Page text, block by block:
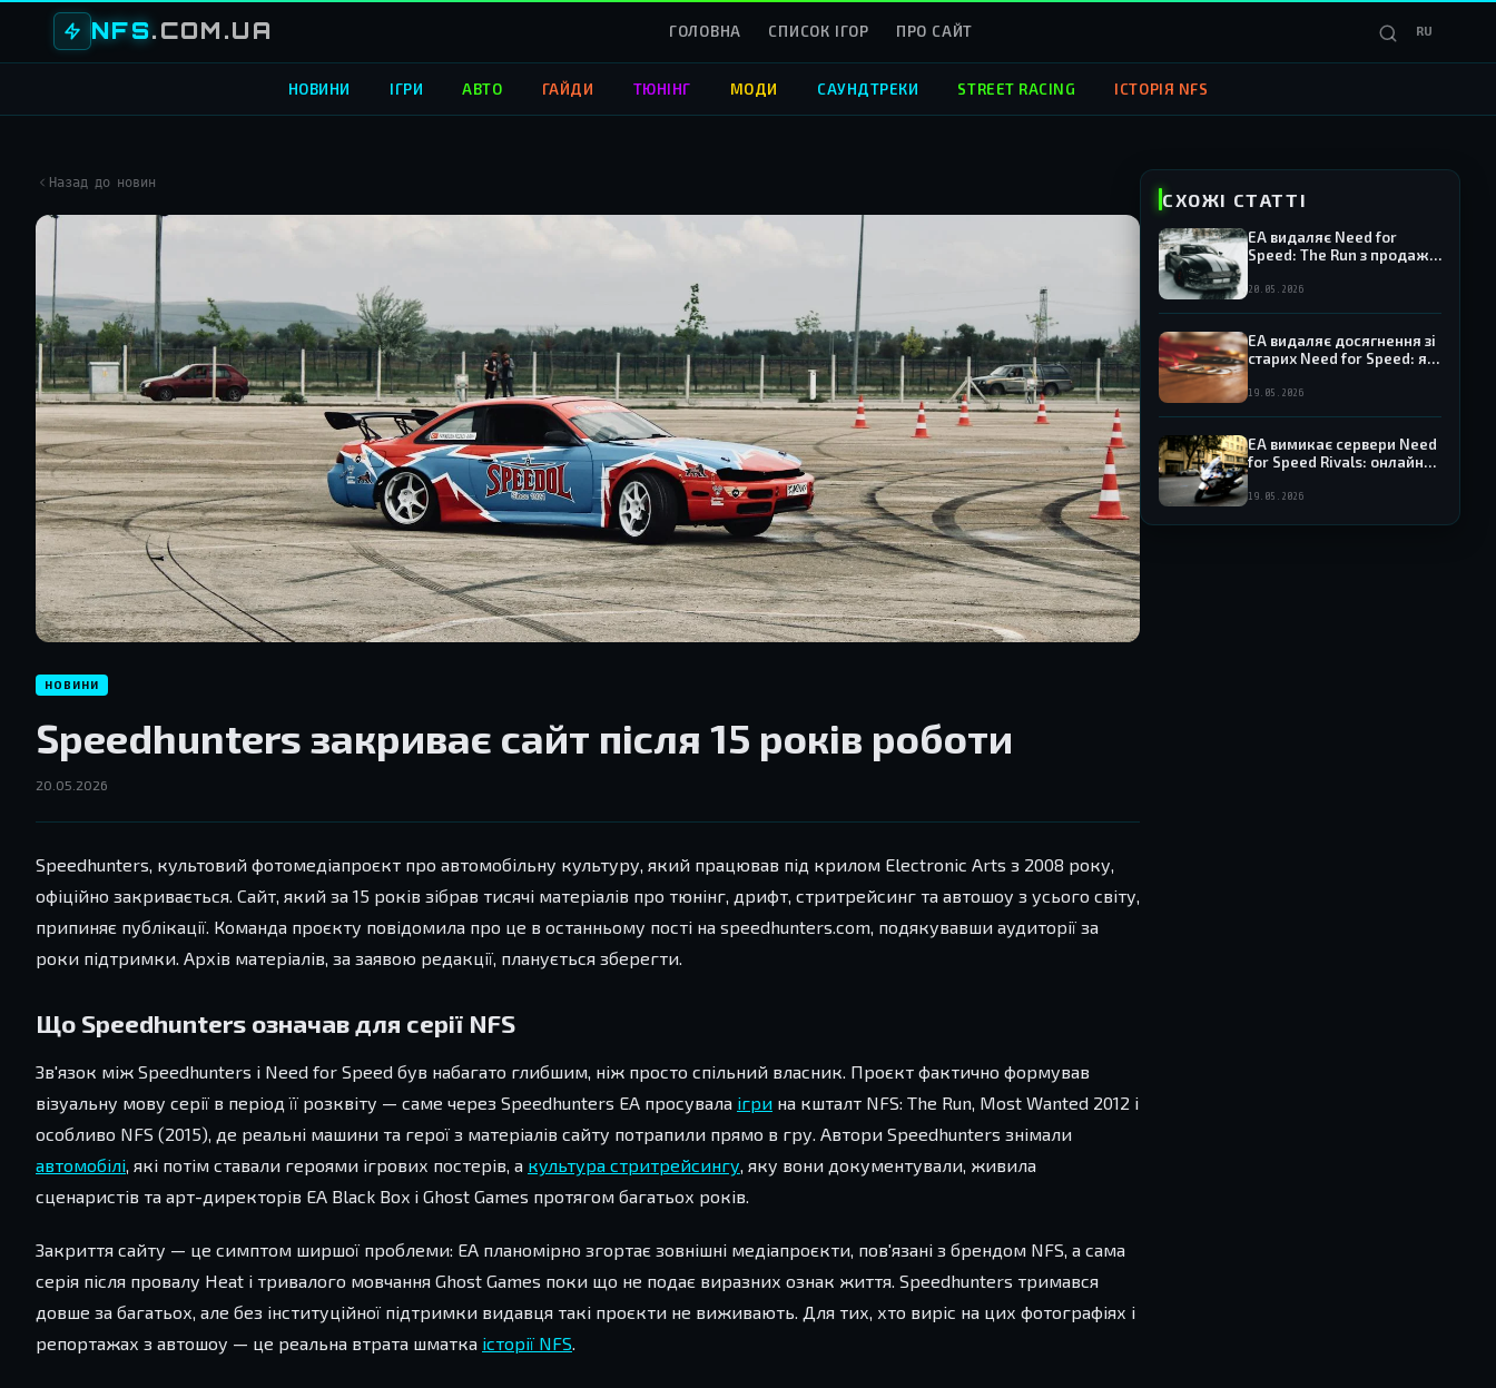
NFS.COM.UA ГОЛОВНА СПИСОК ІГОР ПРО САЙТ RU
НОВИНИ ІГРИ АВТО ГАЙДИ ТЮНІНГ МОДИ САУНДТРЕКИ STREET RACING ІСТОРІЯ NFS
Назад до новин
НОВИНИ
Speedhunters закриває сайт після 15 років роботи
20.05.2026
Speedhunters, культовий фотомедіапроєкт про автомобільну культуру, який працював під крилом Electronic Arts з 2008 року,
офіційно закривається. Сайт, який за 15 років зібрав тисячі матеріалів про тюнінг, дрифт, стритрейсинг та автошоу з усього світу,
припиняє публікації. Команда проєкту повідомила про це в останньому пості на speedhunters.com, подякувавши аудиторії за
роки підтримки. Архів матеріалів, за заявою редакції, планується зберегти.
Що Speedhunters означав для серії NFS
Зв'язок між Speedhunters і Need for Speed був набагато глибшим, ніж просто спільний власник. Проєкт фактично формував
візуальну мову серії в період її розквіту — саме через Speedhunters EA просувала ігри на кшталт NFS: The Run, Most Wanted 2012 і
особливо NFS (2015), де реальні машини та герої з матеріалів сайту потрапили прямо в гру. Автори Speedhunters знімали
автомобілі, які потім ставали героями ігрових постерів, а культура стритрейсингу, яку вони документували, живила
сценаристів та арт-директорів EA Black Box і Ghost Games протягом багатьох років.
Закриття сайту — це симптом ширшої проблеми: EA планомірно згортає зовнішні медіапроєкти, пов'язані з брендом NFS, а сама
серія після провалу Heat і тривалого мовчання Ghost Games поки що не подає виразних ознак життя. Speedhunters тримався
довше за багатьох, але без інституційної підтримки видавця такі проєкти не виживають. Для тих, хто виріс на цих фотографіях і
репортажах з автошоу — це реальна втрата шматка історії NFS.
СХОЖІ СТАТТІ
EA видаляє Need for
Speed: The Run з продажу
App
20.05.2026
EA видаляє досягнення зі
старих Need for Speed: які
роздачу
19.05.2026
EA вимикає сервери Need
for Speed Rivals: онлайн
19.05.2026